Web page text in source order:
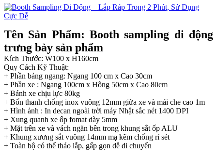
Tên Sản Phẩm: Booth sampling di động
trưng bày sản phẩm
Kích Thước: W100 x H160cm
Quy Cách Kỹ Thuật:
+ Phần bảng ngang: Ngang 100 cm x Cao 30cm
+ Phần xe : Ngang 100cm x Hông 50cm x Cao 80cm
+ Bánh xe chịu lực 80kg
+ Bốn thanh chống inox vuông 12mm giữa xe và mái che cao 1m
+ Hình ảnh : In decan ngoài trời máy Nhật sắc nét 1400 DPI
+ Xung quanh xe ốp fomat dày 5mm
+ Mặt trên xe và vách ngăn bên trong khung sắt ốp ALU
+ Khung xương sắt vuông 14mm mạ kẽm chống rỉ sét
+ Toàn bộ có thể tháo lắp, gấp gọn dễ di chuyển